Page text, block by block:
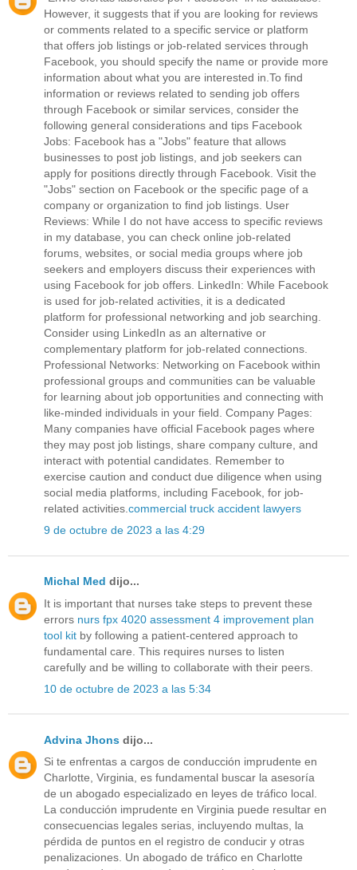
However, it suggests that if you are looking for reviews
or comments related to a specific service or platform
that offers job listings or job-related services through
Facebook, you should specify the name or provide more
information about what you are interested in.To find
information or reviews related to sending job offers
through Facebook or similar services, consider the
following general considerations and tips Facebook
Jobs: Facebook has a "Jobs" feature that allows
businesses to post job listings, and job seekers can
apply for positions directly through Facebook. Visit the
"Jobs" section on Facebook or the specific page of a
company or organization to find job listings. User
Reviews: While I do not have access to specific reviews
in my database, you can check online job-related
forums, websites, or social media groups where job
seekers and employers discuss their experiences with
using Facebook for job offers. LinkedIn: While Facebook
is used for job-related activities, it is a dedicated
platform for professional networking and job searching.
Consider using LinkedIn as an alternative or
complementary platform for job-related connections.
Professional Networks: Networking on Facebook within
professional groups and communities can be valuable
for learning about job opportunities and connecting with
like-minded individuals in your field. Company Pages:
Many companies have official Facebook pages where
they may post job listings, share company culture, and
interact with potential candidates. Remember to
exercise caution and conduct due diligence when using
social media platforms, including Facebook, for job-
related activities. commercial truck accident lawyers
9 de octubre de 2023 a las 4:29
Michal Med dijo...
It is important that nurses take steps to prevent these
errors nurs fpx 4020 assessment 4 improvement plan
tool kit by following a patient-centered approach to
fundamental care. This requires nurses to listen
carefully and be willing to collaborate with their peers.
10 de octubre de 2023 a las 5:34
Advina Jhons dijo...
Si te enfrentas a cargos de conducción imprudente en
Charlotte, Virginia, es fundamental buscar la asesoría
de un abogado especializado en leyes de tráfico local.
La conducción imprudente en Virginia puede resultar en
consecuencias legales serias, incluyendo multas, la
pérdida de puntos en el registro de conducir y otras
penalizaciones. Un abogado de tráfico en Charlotte